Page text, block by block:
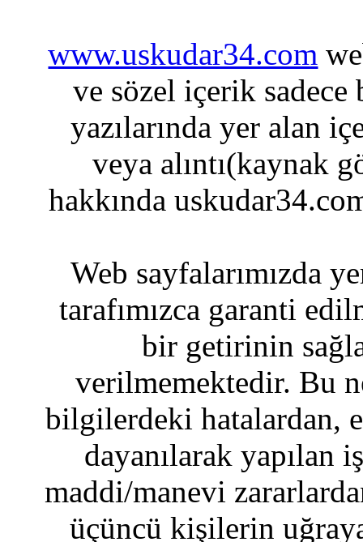
www.uskudar34.com
ve sözel içerik sadece
yazılarında yer alan
veya alıntı(kaynak
hakkında
Web sayfalarımızda
tarafımızca garanti
bir getirinin
verilmemektedir. Bu
bilgilerdeki hatalardan,
dayanılarak yapılan
maddi/manevi
üçüncü kişilerin